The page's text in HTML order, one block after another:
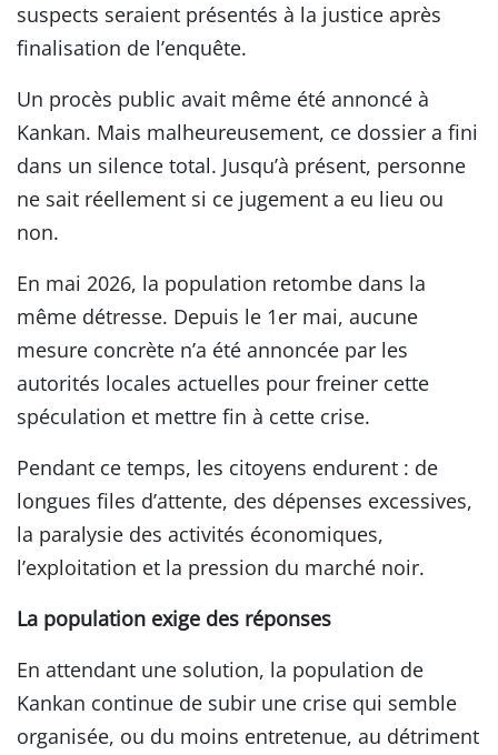
suspects seraient présentés à la justice après
finalisation de l’enquête.
Un procès public avait même été annoncé à
Kankan. Mais malheureusement, ce dossier a fini
dans un silence total. Jusqu’à présent, personne
ne sait réellement si ce jugement a eu lieu ou
non.
En mai 2026, la population retombe dans la
même détresse. Depuis le 1er mai, aucune
mesure concrète n’a été annoncée par les
autorités locales actuelles pour freiner cette
spéculation et mettre fin à cette crise.
Pendant ce temps, les citoyens endurent : de
longues files d’attente, des dépenses excessives,
la paralysie des activités économiques,
l’exploitation et la pression du marché noir.
La population exige des réponses
En attendant une solution, la population de
Kankan continue de subir une crise qui semble
organisée, ou du moins entretenue, au détriment